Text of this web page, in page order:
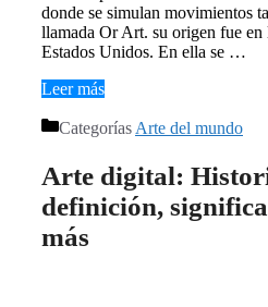
donde se simulan movimientos
llamada Or Art. su origen fue en
Estados Unidos. En ella se …
Leer más
Categorías Arte del mundo
Arte digital:
definición,
más